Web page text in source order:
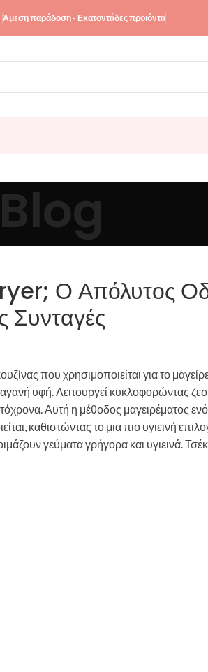
Άμεση παράδοση - Εκατοντάδες προϊόντα
Blog
Ο Απόλυτος
Συνταγές
που χρησιμοποιείται για το
υφή. Λειτουργεί κυκλοφορώντας
Αυτή η μέθοδος μαγειρέματος
καθιστώντας το μια πιο υγιεινή
γεύματα γρήγορα και υγιεινά.